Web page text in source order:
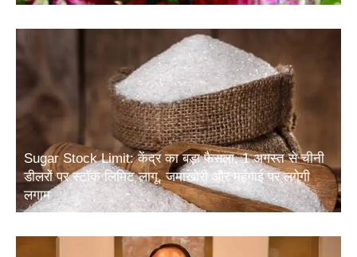
Sugar Stock Limit: केंद्र का बड़ा फैसला, 1 अगस्त से चीनी
डीलरों पर स्टॉक लिमिट लागू, जमाखोरी और महंगाई पर लगेगी
लगाम